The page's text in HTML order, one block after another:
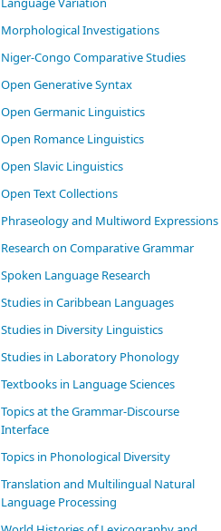
Morphological Investigations
Niger-Congo Comparative Studies
Open Generative Syntax
Open Germanic Linguistics
Open Romance Linguistics
Open Slavic Linguistics
Open Text Collections
Phraseology and Multiword Expressions
Research on Comparative Grammar
Spoken Language Research
Studies in Caribbean Languages
Studies in Diversity Linguistics
Studies in Laboratory Phonology
Textbooks in Language Sciences
Topics at the Grammar-Discourse
Interface
Topics in Phonological Diversity
Translation and Multilingual Natural
Language Processing